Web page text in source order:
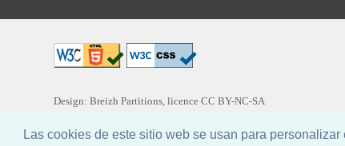
Las cookies de este sitio web se usan para
Design: Breizh Partitions, licenceCC BY-NC-SA